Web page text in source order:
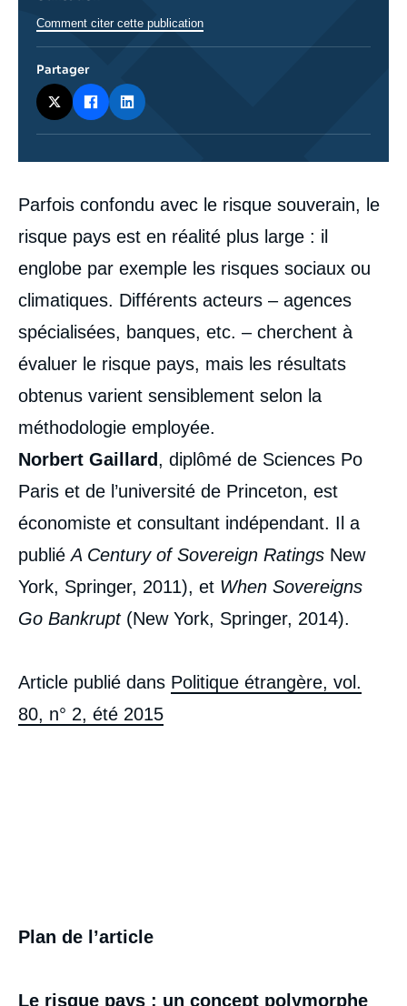
Corps
analyses
Parfois confondu avec le risque souverain, le
risque pays est en réalité plus large : il
englobe par exemple les risques sociaux ou
climatiques. Différents acteurs – agences
spécialisées, banques, etc. – cherchent à
évaluer le risque pays, mais les résultats
obtenus varient sensiblement selon la
méthodologie employée.
Norbert Gaillard, diplômé de Sciences Po
Paris et de l’université de Princeton, est
économiste et consultant indépendant. Il a
publiéA Century of Sovereign Ratings New
York, Springer, 2011), et When Sovereigns
Go Bankrupt(New York, Springer, 2014).
Article publié dans Politique étrangère, vol.
80, n° 2, été 2015
Plan de l’article
Le risque pays : un concept polymorphe
Comment citer cette publication
Partager